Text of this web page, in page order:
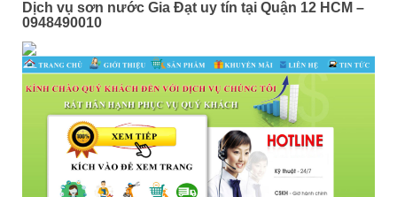
Dịch vụ sơn nước Gia Đạt uy tín tại Quận 12 HCM –
0948490010